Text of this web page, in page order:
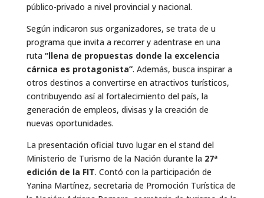
público-privado a nivel provincial y nacional.
Según indicaron sus organizadores, se trata de u
programa que invita a recorrer y adentrase en una
ruta “llena de propuestas donde la excelencia
cárnica es protagonista”. Además, busca inspirar a
otros destinos a convertirse en atractivos turísticos,
contribuyendo así al fortalecimiento del país, la
generación de empleos, divisas y la creación de
nuevas oportunidades.
La presentación oficial tuvo lugar en el stand del
Ministerio de Turismo de la Nación durante la 27ª
edición de la FIT. Contó con la participación de
Yanina Martínez, secretaria de Promoción Turística de